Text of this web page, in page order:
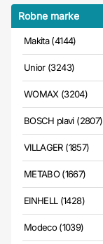
Robne marke
Makita (4144)
Unior (3243)
WOMAX (3204)
BOSCH plavi (2807)
VILLAGER (1857)
METABO (1667)
EINHELL (1428)
Modeco (1039)